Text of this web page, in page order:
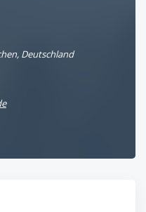
Deutschland